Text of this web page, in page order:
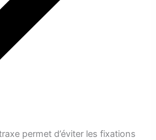
permet d’éviter les fixations